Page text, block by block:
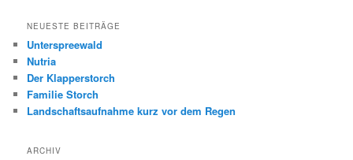
h
n
NEUESTE BEITRÄGE
Unterspreewald
Nutria
Der Klapperstorch
Familie Storch
Landschaftsaufnahme kurz vor dem Regen
ARCHIV